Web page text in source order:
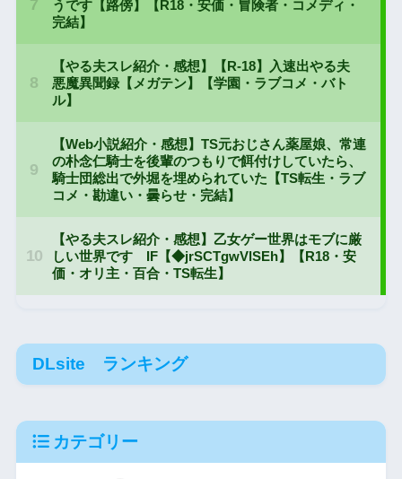
DLsite ランキング
カテゴリー